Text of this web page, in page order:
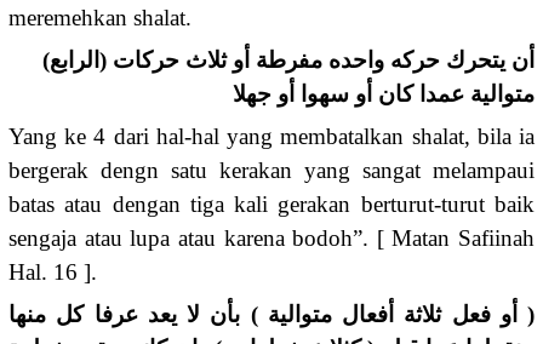
meremehkan shalat.
(الرابع) أن يتحرك حركه واحده مفرطة أو ثلاث حركات
متوالية عمدا كان أو سهوا أو جهلا
Yang ke 4 dari hal-hal yang membatalkan shalat, bila ia
bergerak dengn satu kerakan yang sangat melampaui
batas atau dengan tiga kali gerakan berturut-turut baik
sengaja atau lupa atau karena bodoh”. [ Matan Safiinah
Hal. 16 ].
( أو فعل ثلاثة أفعال متوالية ) بأن لا يعد عرفا كل منها